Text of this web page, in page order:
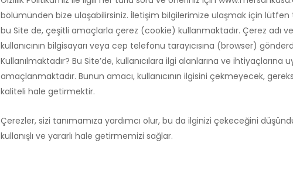
bölümünden bize ulaşabilirsiniz. İletişim bilgilerimize ulaşmak için lütfen
bu Site de, çeşitli amaçlarla çerez (cookie) kullanmaktadır. Çerez adı
kullanıcının bilgisayarı veya cep telefonu tarayıcısına (browser)
Kullanılmaktadır? Bu Site’de, kullanıcılara ilgi alanlarına ve
amaçlanmaktadır. Bunun amacı, kullanıcının ilgisini çekmeyecek,
kaliteli hale getirmektir.
Çerezler, sizi tanımamıza yardımcı olur, bu da ilginizi çekeceğini
kullanışlı ve yararlı hale getirmemizi sağlar.